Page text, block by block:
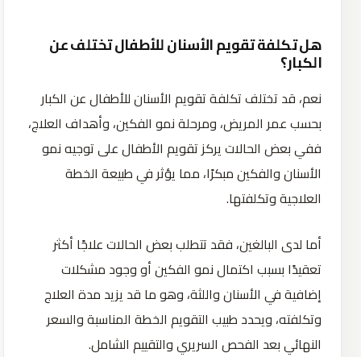
هل تكلفة تقويم الأسنان للأطفال تختلف عن
الكبار؟
نعم، قد تختلف تكلفة تقويم الأسنان للأطفال عن الكبار
بحسب عمر المريض، ومرحلة نمو الفكين، وأهداف العلاج،
ففي بعض الحالات يركز تقويم الأطفال على توجيه نمو
الأسنان والفكين مبكرًا، مما يؤثر في طبيعة الخطة
العلاجية وتكلفتها.
أما لدى البالغين، فقد تتطلب بعض الحالات علاجًا أكثر
تعقيدًا بسبب اكتمال نمو الفكين أو وجود مشكلات
إضافية في الأسنان واللثة، وهو ما قد يزيد مدة العلاج
وتكلفته، ويحدد طبيب التقويم الخطة المناسبة والسعر
النهائي بعد الفحص السريري والتقييم الشامل.